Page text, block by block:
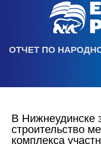
ОТЧЕТ ПО
В Нижнеудинске
строительство
комплекса